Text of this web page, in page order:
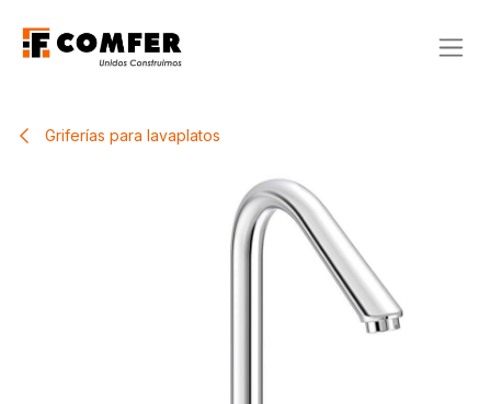
Griferías para lavaplatos